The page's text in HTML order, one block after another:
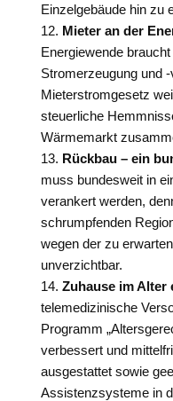
Einzelgebäude hin zu
Mieter an der
Energiewende
Stromerzeugung und
Mieterstromgesetz
steuerliche
Wärmemarkt
Rückbau – ein
muss bundesweit in
verankert werden,
schrumpfenden
wegen der zu
unverzichtbar.
Zuhause im Alter
telemedizinische
Programm
verbessert und
ausgestattet sowie
Assistenzsysteme in